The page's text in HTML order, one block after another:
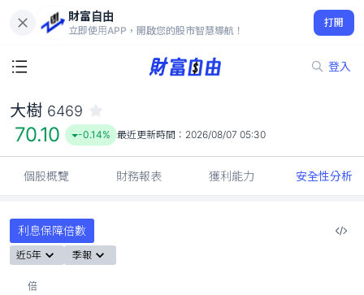
財富自由
立即使用APP，開啟您的股市智慧導航！
打開
登入
70.10
-0.14%
大樹 6469
70.10 -0.14% 最近更新時間： 2026/08/07 05:30
個股概覽 財務報表 獲利能力 安全性分析
利息保障倍數
近5年 季報